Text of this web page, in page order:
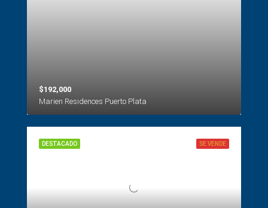
$192,000
Marien Residences Puerto Plata
SE VENDE
DESTACADO